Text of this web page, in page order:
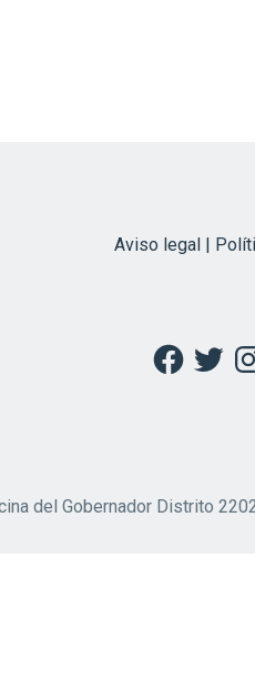
Aviso legal |
Facebook
Twitter
del Gobernador Distrito